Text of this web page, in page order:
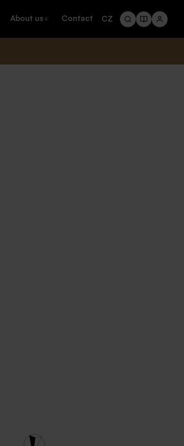
About us Contact CZ